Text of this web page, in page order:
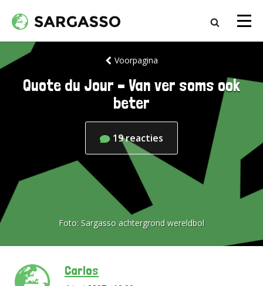
Voorpagina
Quote du Jour – Van ver soms ook
beter
19reacties
Foto: Sargasso achtergrond wereldbol
Carlos